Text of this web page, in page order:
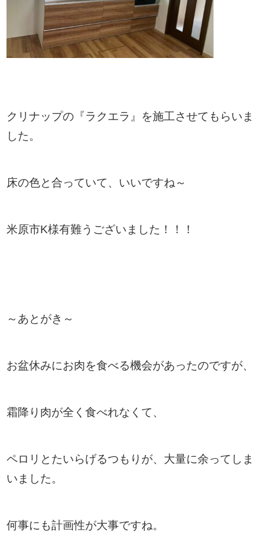
クリナップの『ラクエラ』を施工させてもらいま
した。
床の色と合っていて、いいですね～
米原市K様有難うございました！！！
～あとがき～
お盆休みにお肉を食べる機会があったのですが、
霜降り肉が全く食べれな くて、
ペロリとたいらげるつもりが、大量に余ってしま
いました。
何事にも計画性が大事ですね。